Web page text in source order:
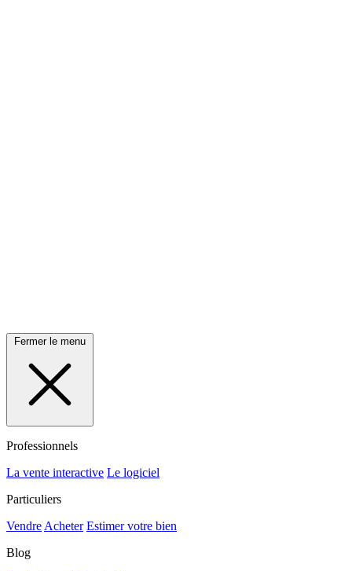
Fermer le menu
Professionnels
La vente interactive Le logiciel
Particuliers
Vendre Acheter Estimer votre bien
Blog